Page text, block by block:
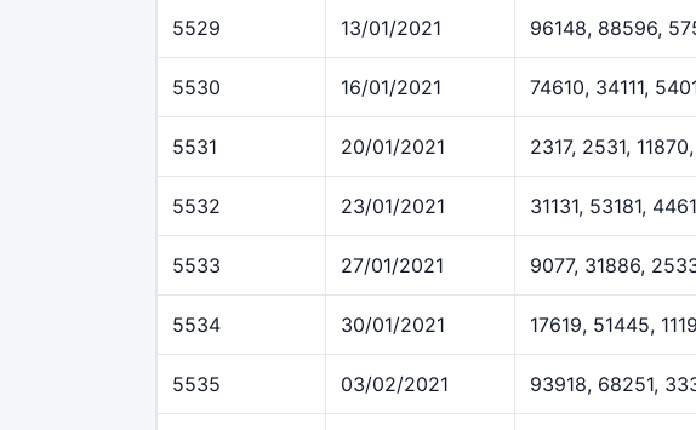
5529 13/01/2021 96148, 88596,
5530 16/01/2021 74610, 34111,
5531 20/01/2021 2317, 2531,
5532 23/01/2021 31131, 53181,
5533 27/01/2021 9077, 31886,
5534 30/01/2021 17619, 51445,
5535 03/02/2021 93918, 68251,